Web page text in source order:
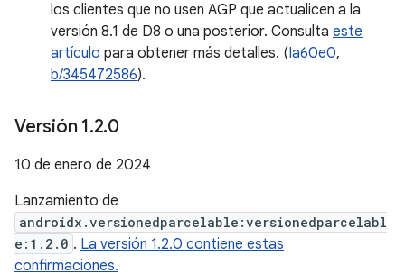
los clientes que no usen AGP que actualicen a la
versión 8.1 de D8 o una posterior. Consulta este
artículo para obtener más detalles. (Ia60e0,
b/345472586).
Versión 1.2.0
10 de enero de 2024
Lanzamiento de
androidx.versionedparcelable:versionedparcelabl
e:1.2.0 . La versión 1.2.0 contiene estas
confirmaciones.